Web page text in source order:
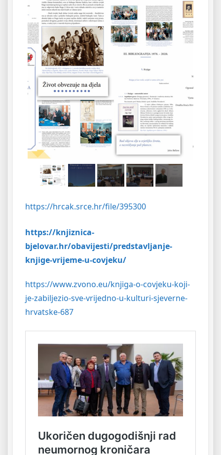
https://hrcak.srce.hr/file/395300
https://knjiznica-
bjelovar.hr/obavijesti/predstavljanje-
knjige-vrijeme-u-covjeku/
https://www.zvono.eu/knjiga-o-covjeku-koji-
je-zabiljezio-sve-vrijedno-u-kulturi-sjeverne-
hrvatske-687